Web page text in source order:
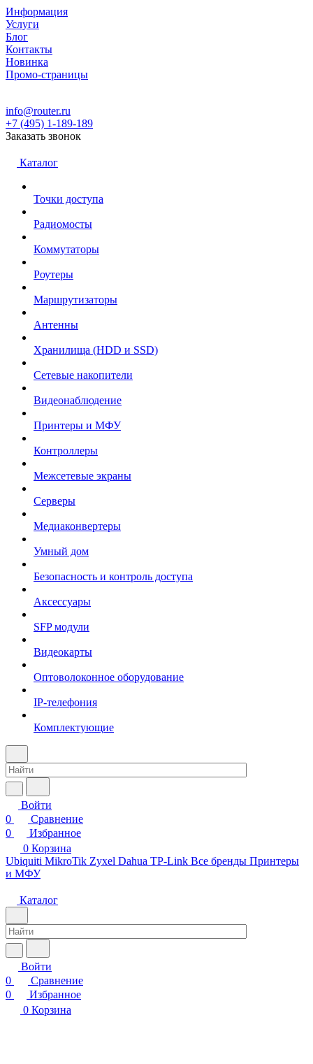
Информация
Услуги
Блог
Контакты
Новинка
Промо-страницы
info@router.ru
+7 (495) 1-189-189
Заказать звонок
Каталог
Точки доступа
Радиомосты
Коммутаторы
Роутеры
Маршрутизаторы
Антенны
Хранилища (HDD и SSD)
Сетевые накопители
Видеонаблюдение
Принтеры и МФУ
Контроллеры
Межсетевые экраны
Серверы
Медиаконвертеры
Умный дом
Безопасность и контроль доступа
Аксессуары
SFP модули
Видеокарты
Оптоволоконное оборудование
IP-телефония
Комплектующие
Войти
0
Сравнение
0
Избранное
0 Корзина
Ubiquiti MikroTik Zyxel Dahua TP-Link Все бренды Принтеры
и МФУ
Каталог
Войти
0
Сравнение
0
Избранное
0 Корзина